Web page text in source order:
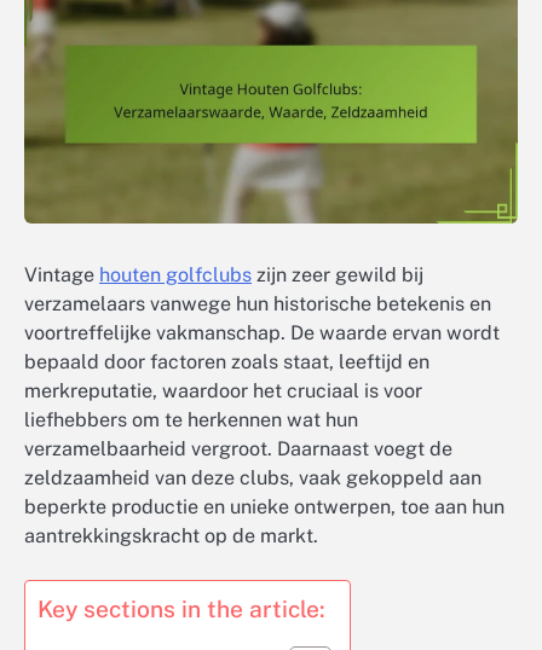
Vintage houten golfclubs zijn zeer gewild bij
verzamelaars vanwege hun historische betekenis en
voortreffelijke vakmanschap. De waarde ervan wordt
bepaald door factoren zoals staat, leeftijd en
merkreputatie, waardoor het cruciaal is voor
liefhebbers om te herkennen wat hun
verzamelbaarheid vergroot. Daarnaast voegt de
zeldzaamheid van deze clubs, vaak gekoppeld aan
beperkte productie en unieke ontwerpen, toe aan hun
aantrekkingskracht op de markt.
Key sections in the article: